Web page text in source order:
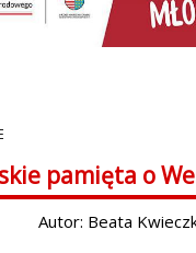
pamięta o
Autor: Beata